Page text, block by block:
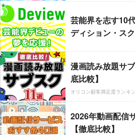
芸能界を志す10
ディション・ス
漫画読み放題サ
底比較】
オリコン顧客満足度ランキ
2026年動画配信
【徹底比較】